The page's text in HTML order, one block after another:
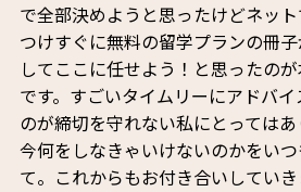
で全部決めようと思ったけどネッ
つけすぐに無料の留学プランの冊
してここに任せよう！と思ったの
です。すごいタイムリーにアドバ
のが締切を守れない私にとってはあ
今何をしなきゃいけないのかをい
て。これからもお付き合いしていき